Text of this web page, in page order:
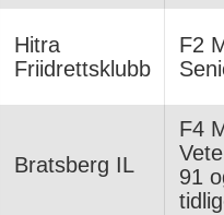
Hitra
Friidrettsklubb
F2
Bratsberg IL
F4
91